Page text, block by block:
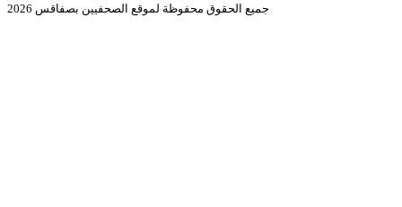
جميع الحقوق محفوظة لموقع الصحفيين بصفاقس 2026